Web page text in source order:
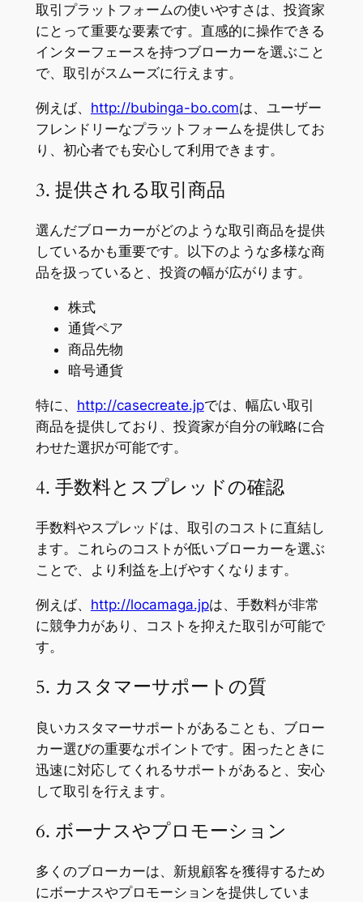
取引プラットフォームの使いやすさは、投資家
にとって重要な要素です。直感的に操作できる
インターフェースを持つブローカーを選ぶこと
で、取引がスムーズに行えます。
例えば、 http://bubinga-bo.comは、ユーザー
フレンドリーなプラットフォームを提供してお
り、初心者でも安心して利用できます。
3. 提供される取引商品
選んだブローカーがどのような取引商品を提供
しているかも重要です。以下のような多様な商
品を扱っていると、投資の幅が広がります。
株式
通貨ペア
商品先物
暗号通貨
特に、 http://casecreate.jpでは、幅広い取引
商品を提供しており、投資家が自分の戦略に合
わせた選択が可能です。
4. 手数料とスプレッドの確認
手数料やスプレッドは、取引のコストに直結し
ます。これらのコストが低いブローカーを選ぶ
ことで、より利益を上げやすくなります。
例えば、 http://locamaga.jpは、手数料が非常
に競争力があり、コストを抑えた取引が可能で
す。
5. カスタマーサポートの質
良いカスタマーサポートがあることも、ブロー
カー選びの重要なポイントです。困ったときに
迅速に対応してくれるサポートがあると、安心
して取引を行えます。
6. ボーナスやプロモーション
多くのブローカーは、新規顧客を獲得するため
にボーナスやプロモーションを提供していま